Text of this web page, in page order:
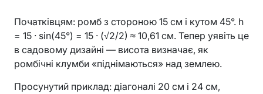
Початківцям: ромб з стороною 15 см і кутом 45°. h
= 15 · sin(45°) = 15 · (√2/2) ≈ 10,61 см. Тепер уявіть це
в садовому дизайні — висота визначає, як
ромбічні клумби «піднімаються» над землею.
Просунутий приклад: діагоналі 20 см і 24 см,